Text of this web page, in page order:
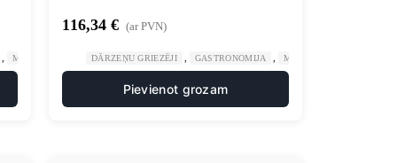
UN GRIEZĒJIEM , VIRTUVE
MANUĀLA UN MEHĀNISKA APSTRĀDE NAŽU DISKI SMALCINĀTĀJIEM UN
116,34 € (ar PVN)
DĀRZEŅU GRIEZĒJI GASTRONOMIJA MANUĀLA UN
Pievienot grozam